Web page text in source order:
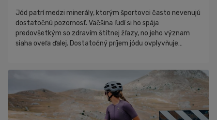
Nákupný poradca
Jód patrí medzi minerály, ktorým športovci často nevenujú
dostatočnú pozornosť. Väčšina ľudí si ho spája
predovšetkým so zdravím štítnej žľazy, no jeho význam
siaha oveľa ďalej. Dostatočný príjem jódu ovplyvňuje
nemá dostatok tohto stopového prvku, môže sa to prejaviť
únavou, poklesom výdrže či horšou schopnosťou
regenerovať po tréningu. Hoci sa o bielkovinách, kre...